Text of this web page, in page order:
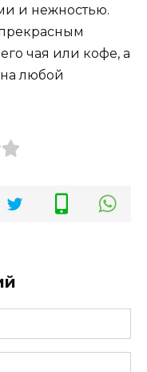
и нежностью.
чая или кофе, а
любой